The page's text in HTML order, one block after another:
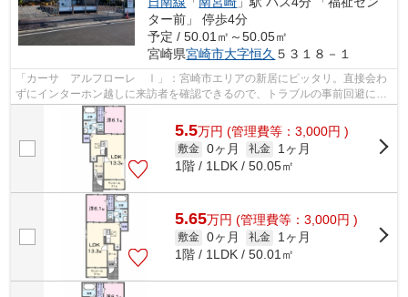
ター前」 停歩4分
予定 / 50.01㎡～50.05㎡
宮崎県宮崎市大字恒久 ５３１８－１
「カーサ アルフローレ Ⅰ」：宮崎市エリアの新居にピッタリ。直接会わ
ずにインターホン越しに来訪者を確認できるので、トラブルの事前回避にも
繋がります。室内設備は洗面所独立・浴...
5.5万円 (管理費等：3,000円 )
敷金 0ヶ月 礼金
1ヶ月
1階 / 1LDK / 50.05㎡
5.65万円 (管理費等：3,000円 )
敷金 0ヶ月 礼金
1ヶ月
1階 / 1LDK / 50.01㎡